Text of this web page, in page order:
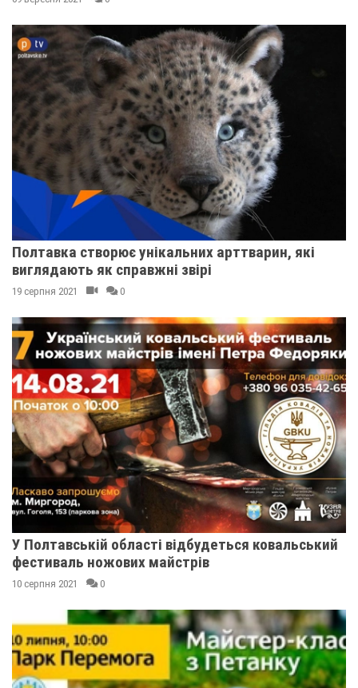
Полтавка створює унікальних арттварин, які
виглядають як справжні звірі
19 серпня 2021 0
У Полтавській області відбудеться ковальський
фестиваль ножових майстрів
10 серпня 2021 0